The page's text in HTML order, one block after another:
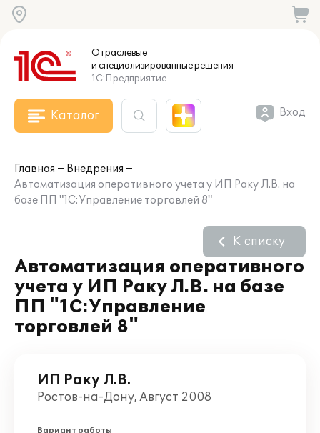
Отраслевые
и специализированныерешения
1С:Предприятие
Каталог Вход
Главная
Внедрения
Автоматизация оперативного учета у ИП Раку Л.В. на
базе ПП "1С:Управление торговлей 8"
Автоматизация оперативного
учета у ИП Раку Л.В. на базе
ПП "1С:Управление
торговлей 8"
К списку
ИП Раку Л.В.
Ростов-на-Дону, Август 2008
Вариант работы